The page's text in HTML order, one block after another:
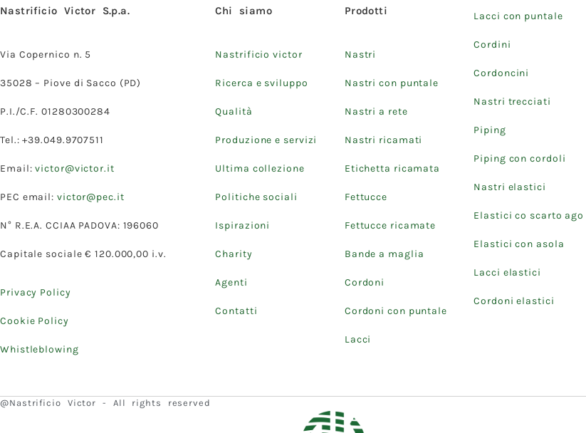
Nastrificio Victor S.p.a.
Via Copernico n. 5
35028 – Piove di Sacco (PD)
P.I./C.F. 01280300284
Tel.: +39.049.9707511
Email:victor@victor.it
PEC email: victor@pec.it
N° R.E.A. CCIAA PADOVA: 196060
Capitale sociale € 120.000,00 i.v.
Privacy Policy
Cookie Policy
Whistleblowing
Chi siamo
Nastrificio victor
Ricerca e sviluppo
Qualità
Produzione e servizi
Ultima collezione
Politiche sociali
Ispirazioni
Charity
Agenti
Contatti
Prodotti
Nastri
Nastri con puntale
Nastri a rete
Nastri ricamati
Etichetta ricamata
Fettucce
Fettucce ricamate
Bande a maglia
Cordoni
Cordoni con puntale
Lacci
Lacci con puntale
Cordini
Cordoncini
Nastri trecciati
Piping
Piping con cordoli
Nastri elastici
Elastici co scarto ago
Elastici con asola
Lacci elastici
Cordoni elastici
@Nastrificio Victor - All rights reserved